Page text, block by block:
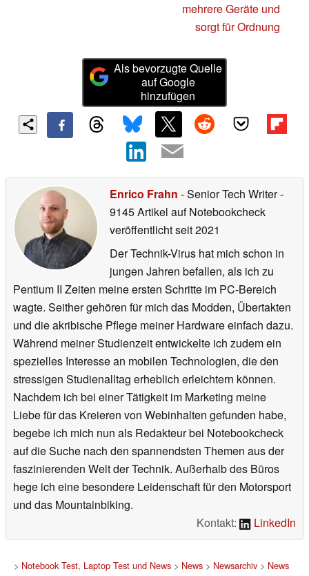
mehrere Geräte und
sorgt für Ordnung
Als bevorzugte Quelle
auf Google
hinzufügen
Enrico Frahn - Senior Tech Writer-
9145 Artikel auf Notebookcheck
veröffentlichtseit 2021
Der Technik-Virus hat mich schon in
jungen Jahren befallen, als ich zu
Pentium II Zeiten meine ersten Schritte im PC-Bereich
wagte. Seither gehören für mich das Modden, Übertakten
und die akribische Pflege meiner Hardware einfach dazu.
Während meiner Studienzeit entwickelte ich zudem ein
spezielles Interesse an mobilen Technologien, die den
stressigen Studienalltag erheblich erleichtern können.
Nachdem ich bei einer Tätigkeit im Marketing meine
Liebe für das Kreieren von Webinhalten gefunden habe,
begebe ich mich nun als Redakteur bei Notebookcheck
auf die Suche nach den spannendsten Themen aus der
faszinierenden Welt der Technik. Außerhalb des Büros
hege ich eine besondere Leidenschaft für den Motorsport
und das Mountainbiking.
Kontakt:
LinkedIn
> Notebook Test, Laptop Test und News> News> Newsarchiv> News